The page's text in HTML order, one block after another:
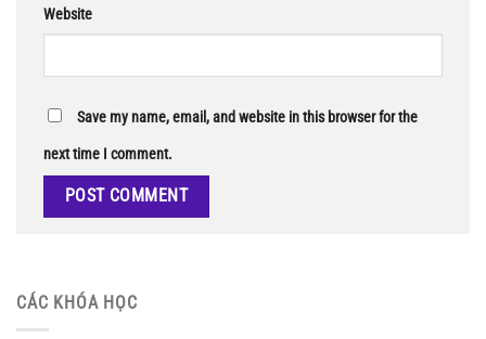
Website
Save my name, email, and website in this browser for the
next time I comment.
CÁC KHÓA HỌC